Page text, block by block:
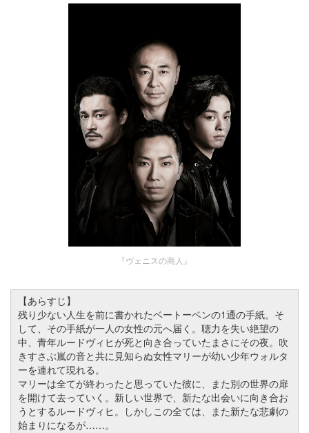
『ヴェニスの商人』
【あらすじ】
残り少ない人生を前に書かれたベートーベンの1通の手紙。そ
して、その手紙が一人の女性の元へ届く。聴力を失い絶望の
中、青年ルードヴィヒが死と向き合っていたまさにその夜。吹
きすさぶ嵐の音と共に見知らぬ女性マリーが幼い少年ウォルタ
ーを連れて現れる。
マリーは全てが終わったと思っていた彼に、また別の世界の扉
を開けて去っていく。新しい世界で、新たな出会いに向き合お
うとするルードヴィヒ。しかしこの全ては、また新たな悲劇の
始まりになるが……。